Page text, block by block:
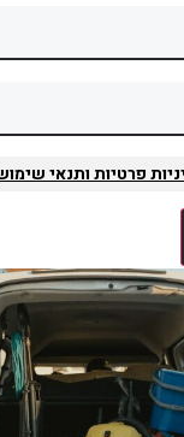
פרטיותותנאי שימוש